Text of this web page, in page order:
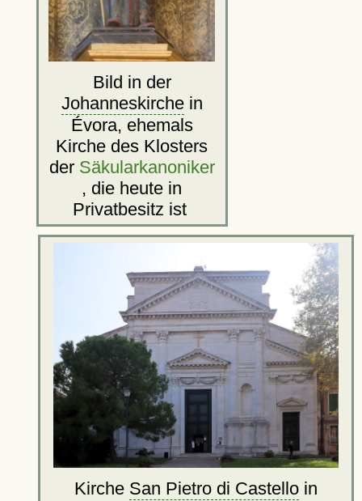
Bild in der
Johanneskirchein
Évora, ehemals
Kirche des Klosters
der Säkularkanoniker
, die heute in
Privatbesitz ist
Kirche San Pietro di Castello in